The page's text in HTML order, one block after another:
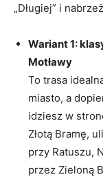
„Długiej” i
Wariant 1:
Motławy
To trasa
miasto, a
idziesz w
Złotą Bramę,
przy Ratuszu,
przez Zieloną